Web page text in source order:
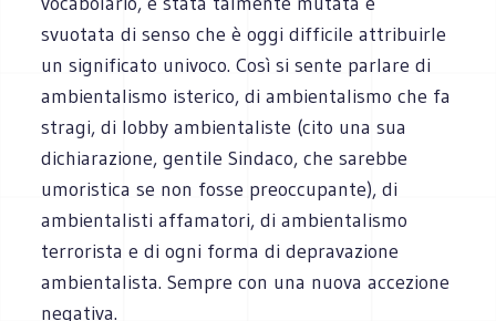
svuotata di senso che è oggi difficile attribuirle
un significato univoco. Così si sente parlare di
ambientalismo isterico, di ambientalismo che fa
stragi, di lobby ambientaliste (cito una sua
dichiarazione, gentile Sindaco, che sarebbe
umoristica se non fosse preoccupante), di
ambientalisti affamatori, di ambientalismo
terrorista e di ogni forma di depravazione
ambientalista. Sempre con una nuova accezione
negativa.